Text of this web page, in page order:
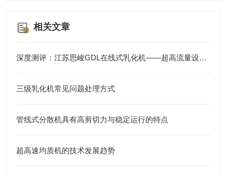
相关文章
深度测评：江苏思峻GDL在线式乳化机——超高流量设计，管线沉淀的“终结者”
三级乳化机常见问题处理方式
管线式分散机具有高剪切力与稳定运行的特点
超高速均质机的技术发展趋势